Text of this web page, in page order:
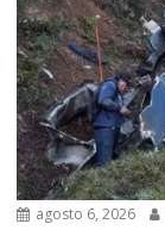
agosto 6, 2026